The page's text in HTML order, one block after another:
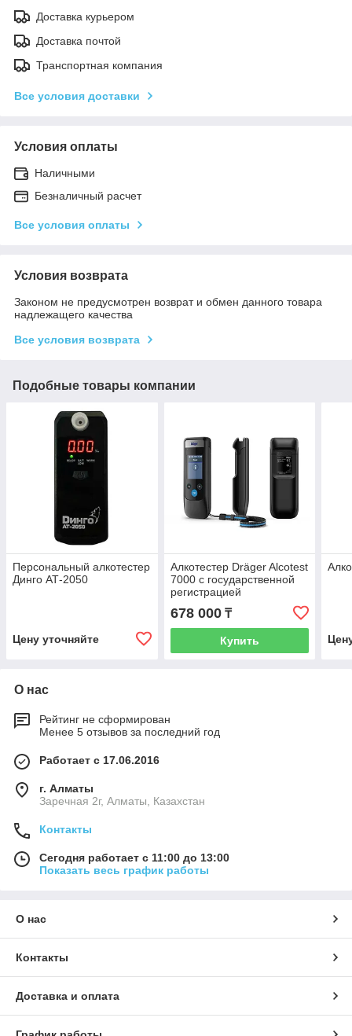
Доставка курьером
Доставка почтой
Транспортная компания
Все условия доставки
Условия оплаты
Наличными
Безналичный расчет
Все условия оплаты
Условия возврата
Законом не предусмотрен возврат и обмен данного товара
надлежащего качества
Все условия возврата
Подобные товары компании
Персональный алкотестер
Динго АТ-2050
Цену уточняйте
Алкотестер Dräger Alcotest
7000 с государственной
регистрацией
678 000₸
Купить
О нас
Рейтинг не сформирован
Менее 5 отзывов за последний год
Работает с 17.06.2016
г. Алматы
Заречная 2г, Алматы, Казахстан
Контакты
Сегодня работает с 11:00 до 13:00
Показать весь график работы
О нас
Контакты
Доставка и оплата